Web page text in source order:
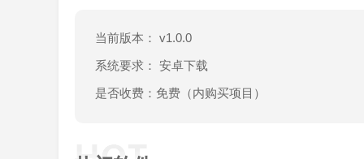
当前版本： v1.0.0
系统要求： 安卓下载
是否收费：免费（内购买项目）